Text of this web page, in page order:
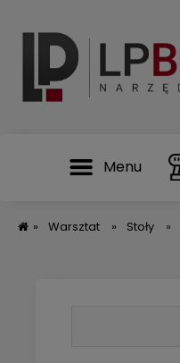
Menu
» Warsztat » Stoły »